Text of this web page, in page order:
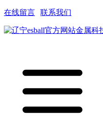
在线留言 联系我们